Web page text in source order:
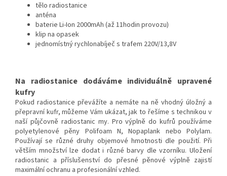
tělo radiostanice
anténa
baterie Li-Ion 2000mAh (až 11hodin provozu)
klip na opasek
jednomístný rychlonabíječ s trafem 220V/13,8V
Na radiostanice dodáváme individuálně upravené
kufry
Pokud radiostanice převážíte a nemáte na ně vhodný úložný a
přepravní kufr, můžeme Vám ukázat, jak to řešíme s technikou v
naší půjčovně radiostanic my. Pro výplně do kufrů používáme
polyetylenové pěny Polifoam N, Nopaplank nebo Polylam.
Používají se různé druhy objemové hmotnosti dle použití. Při
větším množství lze dodat i různé barvy dle vzorníku. Uložení
radiostanic a příslušenství do přesné pěnové výplně zajistí
maximální ochranu a profesionální vzhled.